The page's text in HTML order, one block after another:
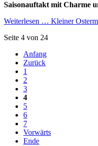
Saisonauftakt mit Charme
Weiterlesen … Kleiner
Seite 4 von 24
Anfang
Zurück
1
2
3
4
5
6
7
Vorwärts
Ende